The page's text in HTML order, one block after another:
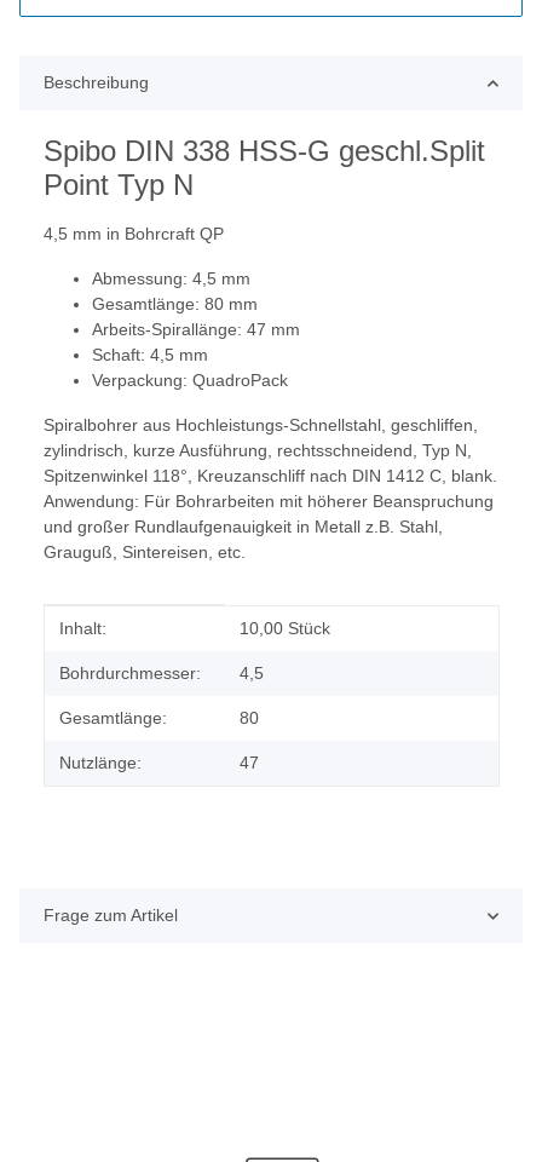
Beschreibung
Spibo DIN 338 HSS-G geschl.Split
Point Typ N
4,5 mm in Bohrcraft QP
Abmessung: 4,5 mm
Gesamtlänge: 80 mm
Arbeits-Spirallänge: 47 mm
Schaft: 4,5 mm
Verpackung: QuadroPack
Spiralbohrer aus Hochleistungs-Schnellstahl, geschliffen,
zylindrisch, kurze Ausführung, rechtsschneidend, Typ N,
Spitzenwinkel 118°, Kreuzanschliff nach DIN 1412 C, blank.
Anwendung: Für Bohrarbeiten mit höherer Beanspruchung
und großer Rundlaufgenauigkeit in Metall z.B. Stahl,
Grauguß, Sintereisen, etc.
Produkteigenschaft
Wert
Inhalt: 10,00 Stück
Bohrdurchmesser: 4,5
Gesamtlänge: 80
Nutzlänge: 47
Frage zum Artikel